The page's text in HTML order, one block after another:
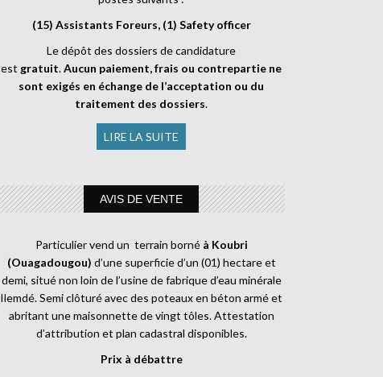
(15) Assistants Foreurs, (1) Safety officer
Le dépôt des dossiers de candidature
est gratuit.Aucun paiement, frais ou contrepartie ne
sont exigés en échange de l’acceptation ou du
traitement des dossiers.
LIRE LA SUITE
AVIS DE VENTE
Particulier vend un terrain borné à Koubri
(Ouagadougou) d’une superficie d’un (01) hectare et
demi, situé non loin de l’usine de fabrique d’eau minérale
Ilemdé. Semi clôturé avec des poteaux en béton armé et
abritant une maisonnette de vingt tôles. Attestation
d’attribution et plan cadastral disponibles.
Prix à débattre